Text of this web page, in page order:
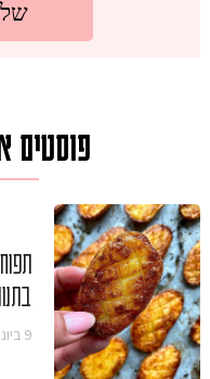
פוסטים
9 ביוני 2026